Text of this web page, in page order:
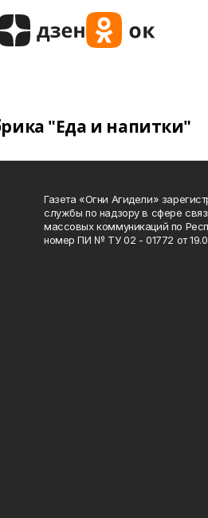
"Еда и напитки"
Газета «Огни Агидели»
службы по надзору в сфере
массовых коммуникаций по
номер ПИ № ТУ 02 - 01772 от